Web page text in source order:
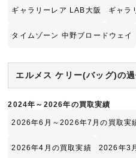
ギャラリーレア LAB大阪 ギャラ
タイムゾーン 中野ブロードウェイ
エルメス ケリー(バッグ)の
2024年～2026年の買取実績
2026年6月～2026年7月の買取実
2026年4月の買取実績 2026年3